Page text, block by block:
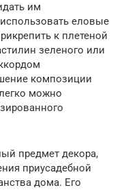
им
еловые
к плетеной
зеленого или
композиции
можно
предмет декора,
приусадебной
дома. Его